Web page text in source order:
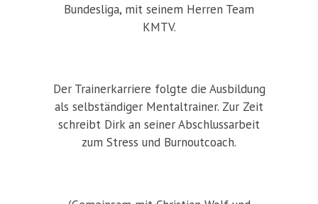
Bundesliga, mit seinem Herren Team
KMTV.
Der Trainerkarriere folgte die Ausbildung
als selbständiger Mentaltrainer. Zur Zeit
schreibt Dirk an seiner Abschlussarbeit
zum Stress und Burnoutcoach.